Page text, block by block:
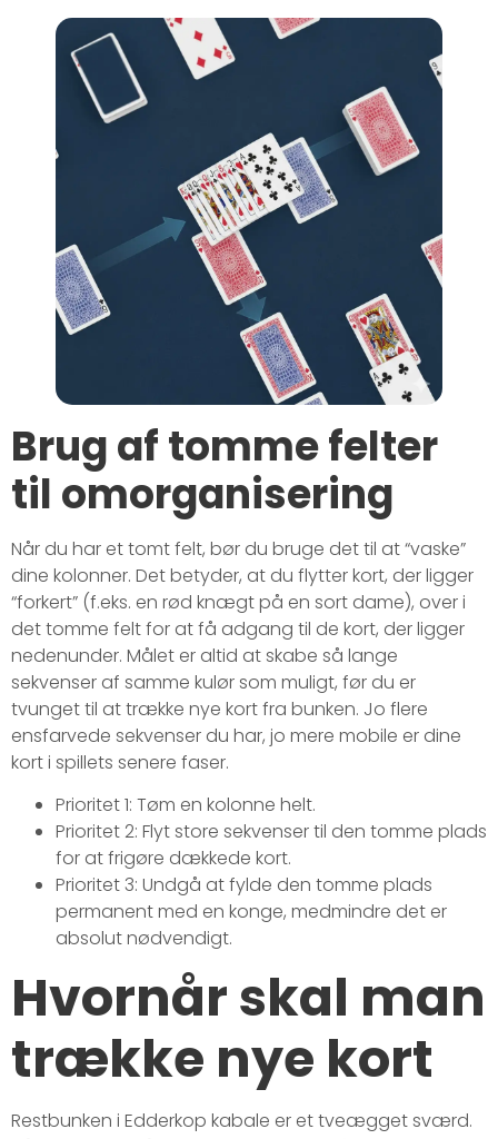
Brug af tomme felter
til omorganisering
Når du har et tomt felt, bør du bruge det til at “vaske”
dine kolonner. Det betyder, at du flytter kort, der ligger
“forkert” (f.eks. en rød knægt på en sort dame), over i
det tomme felt for at få adgang til de kort, der ligger
nedenunder. Målet er altid at skabe så lange
sekvenser af samme kulør som muligt, før du er
tvunget til at trække nye kort fra bunken. Jo flere
ensfarvede sekvenser du har, jo mere mobile er dine
kort i spillets senere faser.
Prioritet 1: Tøm en kolonne helt.
Prioritet 2: Flyt store sekvenser til den tomme plads
for at frigøre dækkede kort.
Prioritet 3: Undgå at fylde den tomme plads
permanent med en konge, medmindre det er
absolut nødvendigt.
Hvornår skal man
trække nye kort
Restbunken i Edderkop kabale er et tveægget sværd.